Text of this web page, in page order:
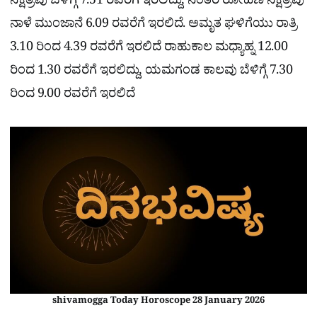
ನಾಳೆ ಮುಂಜಾನೆ 6.09 ರವರೆಗೆ ಇರಲಿದೆ. ಅಮೃತ ಘಳಿಗೆಯು ರಾತ್ರಿ
3.10 ರಿಂದ 4.39 ರವರೆಗೆ ಇರಲಿದೆ ರಾಹುಕಾಲ ಮಧ್ಯಾಹ್ನ 12.00
ರಿಂದ 1.30 ರವರೆಗೆ ಇರಲಿದ್ದು, ಯಮಗಂಡ ಕಾಲವು ಬೆಳಿಗ್ಗೆ 7.30
ರಿಂದ 9.00 ರವರೆಗೆ ಇರಲಿದೆ
shivamogga Today Horoscope 28 January 2026